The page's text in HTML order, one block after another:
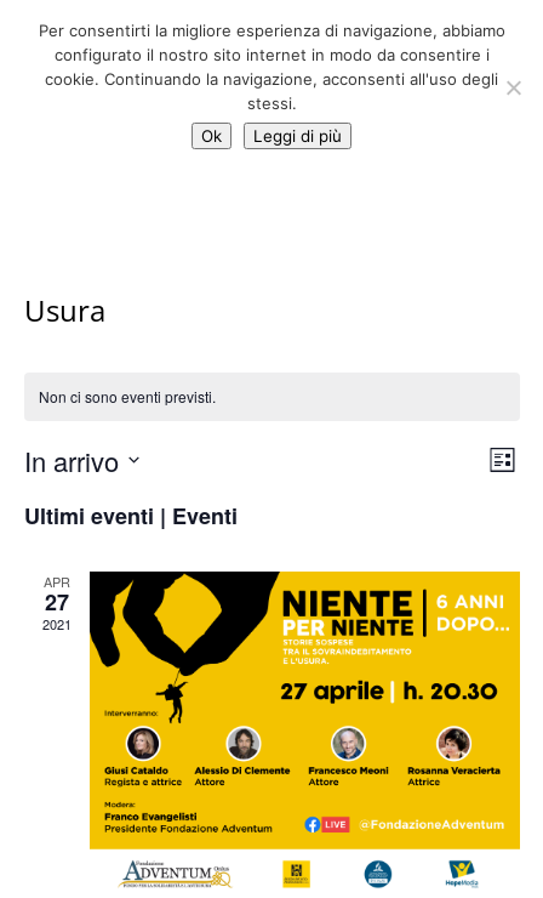
06 39725888
info@adventum.org
Usura
Non ci sono eventi previsti.
Lista
In arrivo
la
Ultimi eventi | Eventi
APR
27
2021
Per consentirti la migliore esperienza di navigazione, abbiamo
configurato il nostro sito internet in modo da consentire i
cookie. Continuando la navigazione, acconsenti all'uso degli
stessi.
Ok
Leggi di più